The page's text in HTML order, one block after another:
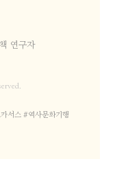
연구자
서스 #역사문화기행